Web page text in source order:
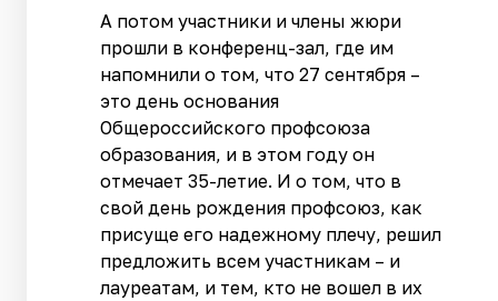
А потом участники и члены жюри
прошли в конференц-зал, где им
напомнили о том, что 27 сентября –
это день основания
Общероссийского профсоюза
образования, и в этом году он
отмечает 35-летие. И о том, что в
свой день рождения профсоюз, как
присуще его надежному плечу, решил
предложить всем участникам – и
лауреатам, и тем, кто не вошел в их